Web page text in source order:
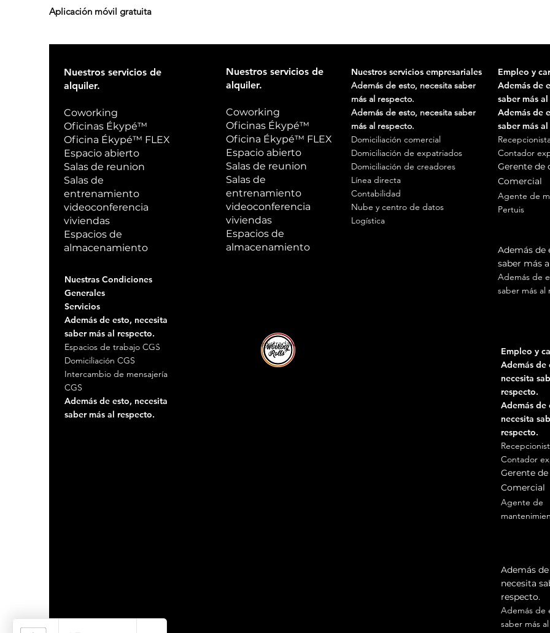
Aplicación móvil gratuita
Nuestros servicios de
alquiler.
Coworking
Oficinas Ékypé™
Oficina Ékypé™ FLEX
Espacio abierto
Salas de reunion
Salas de
entrenamiento
videoconferencia
viviendas
Espacios de
almacenamiento
Nuestras Condiciones
Generales
Servicios
Además de esto, necesita
saber más al respecto.
Espacios de trabajo CGS
Domiciliación CGS
Intercambio de mensajería
CGS
Además de esto, necesita
saber más al respecto.
Nuestros servicios de
alquiler.
Coworking
Oficinas Ékypé™
Oficina Ékypé™ FLEX
Espacio abierto
Salas de reunion
Salas de
entrenamiento
videoconferencia
viviendas
Espacios de
almacenamiento
Nuestros servicios empresariales
Además de esto, necesita saber
más al respecto.
Además de esto, necesita saber
más al respecto.
Domiciliación comercial
Domiciliación de expatriados
Domiciliación de creadores
Línea directa
Contabilidad
Nube y centro de datos
Logística
Empleo y
Además de
saber más
Además de
saber más
Contador
Gerente de
Comercial
Agente de
Pertuis
Además de
saber más
Además de
saber más al
Empleo y
Además de
necesita
respecto.
Además de
necesita
respecto.
Contador
Gerente
Comercial
Agente de
Además
necesita
respecto.
Además de
saber más
© 2005 - 2019 WORKING ROLLS™ marca registrada18 4 503 432 TTodos los derechos reservados │Condiciones de uso │